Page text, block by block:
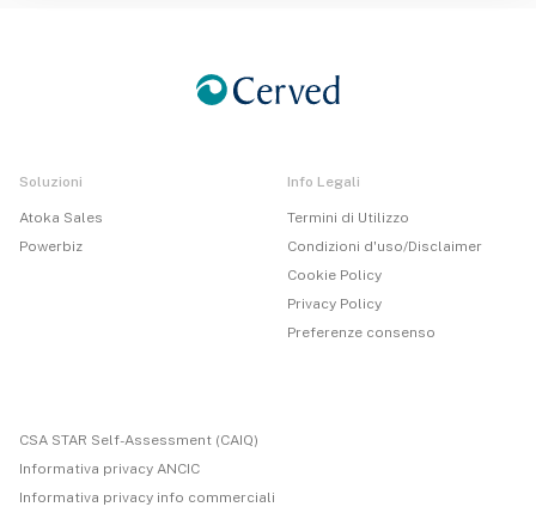
Soluzioni
Atoka Sales
Powerbiz
Info Legali
Termini di Utilizzo
Condizioni d'uso/Disclaimer
Cookie Policy
Privacy Policy
Preferenze consenso
CSA STAR Self-Assessment (CAIQ)
Informativa privacy ANCIC
Informativa privacy info commerciali